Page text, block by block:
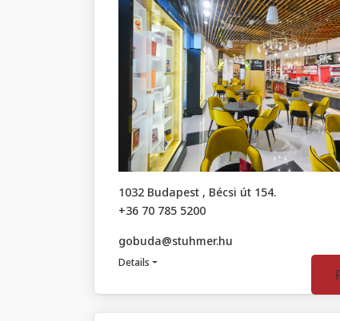
1032 Budapest , Bécsi út 154.
+36 70 785 5200
gobuda@stuhmer.hu
Details